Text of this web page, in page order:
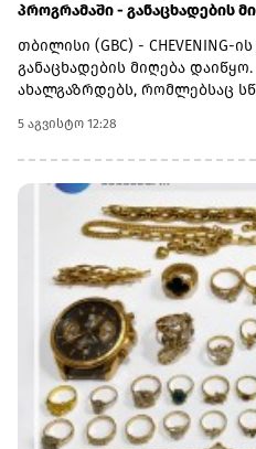
პროგრამაში - განაცხადების
თბილისი (GBC) - CHEVENING-
განაცხადების მიღება დაიწყო.
ახალგაზრდებს, რომლებსაც
განაცხადი, გახდნენ
და ისწავლონ სასურველ
ოქტომბრამდე უნდა შეავსონ
ბმულზე.აღსანიშნავია ისიც,
სტიპენდია ფარავს როგორც
საფეხურზე სწავლის, ასევე
აუცილებელ
გამოვლინდა საქართველოს
სტიპენდიატი და მათი
იზრდება.შეგახსენებთ, რომ
წელზე მეტია CHEVENING-ის
პარტნიორია.საქართველოს
განხორციელებული
შესახებ დეტალური
5 აგვისტო 12:28